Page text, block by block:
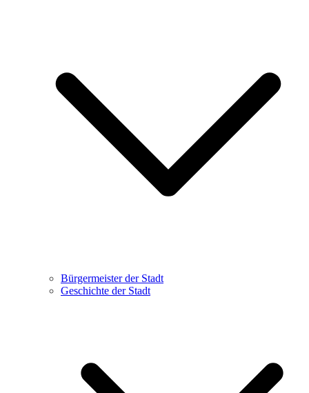
Bürgermeister der Stadt
Geschichte der Stadt